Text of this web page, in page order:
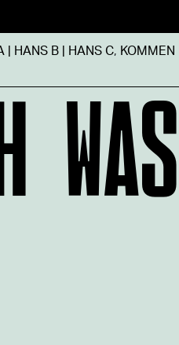
| HANS B | HANS C, KOMMEN
WAS